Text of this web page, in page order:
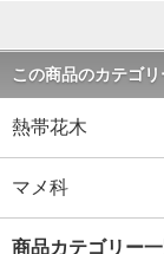
この商品のカテゴリ
熱帯花木
マメ科
商品カテゴリー